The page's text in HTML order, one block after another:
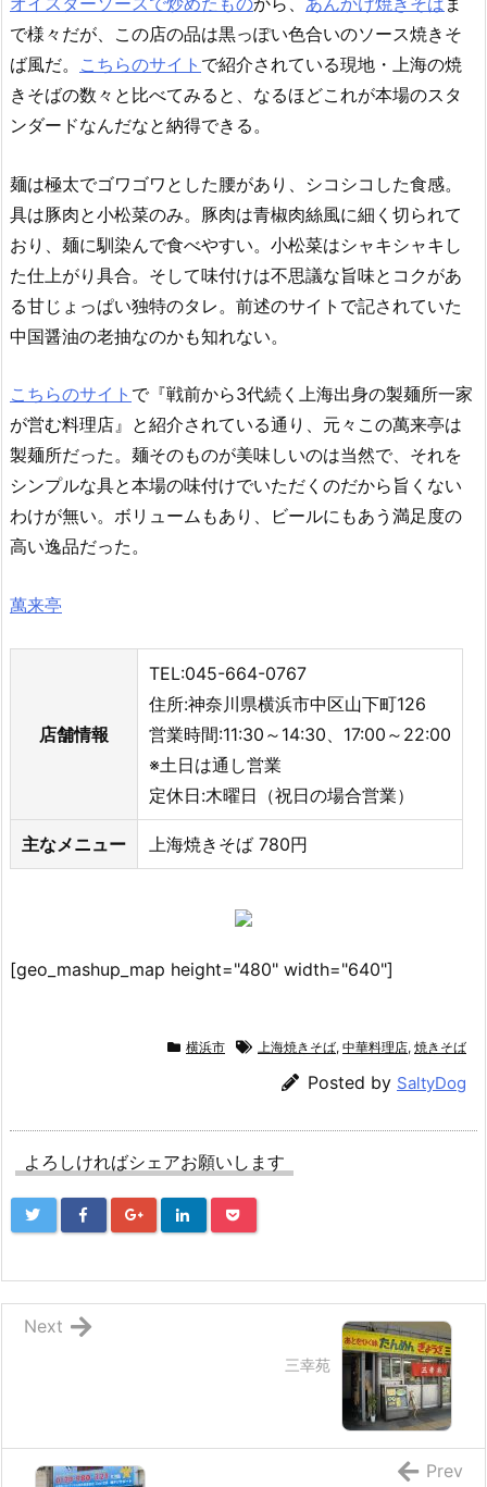
で様々だが、この店の品は黒っぽい色合いのソース焼きそ
ば風だ。 こちらのサイト で紹介されている現地・上海の焼
きそばの数々と比べてみると、なるほどこれが本場のスタ
ンダードなんだなと納得できる。
麺は極太でゴワゴワとした腰があり、シコシコした食感。
具は豚肉と小松菜のみ。豚肉は青椒肉絲風に細く切られて
おり、麺に馴染んで食べやすい。小松菜はシャキシャキし
た仕上がり具合。そして味付けは不思議な旨味とコクがあ
る甘じょっぱい独特のタレ。前述のサイトで記されていた
中国醤油の老抽なのかも知れない。
こちらのサイト で『戦前から3代続く上海出身の製麺所一家
が営む料理店』と紹介されている通り、元々この萬来亭は
製麺所だった。麺そのものが美味しいのは当然で、それを
シンプルな具と本場の味付けでいただくのだから旨くない
わけが無い。ボリュームもあり、ビールにもあう満足度の
高い逸品だった。
萬来亭
店舗情報
TEL:045-664-0767
住所:神奈川県横浜市中区山下町126
営業時間:11:30～14:30、17:00～22:00
※土日は通し営業
定休日:木曜日（祝日の場合営業）
主なメニュー 上海焼きそば 780円
[geo_mashup_map height="480" width="640"]
横浜市 上海焼きそば, 中華料理店, 焼きそば
Posted by SaltyDog
よろしければシェアお願いします
三幸苑
Next
Prev